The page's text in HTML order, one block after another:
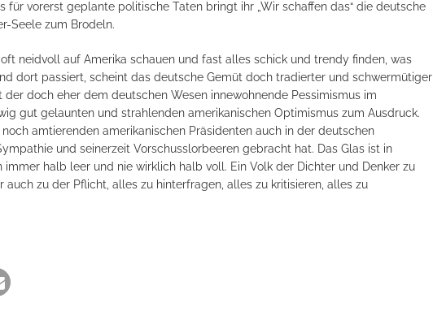
für vorerst geplante politische Taten bringt ihr „Wir schaffen das“ die deutsche
Seele zum Brodeln.
neidvoll auf Amerika schauen und fast alles schick und trendy finden, was
dort passiert, scheint das deutsche Gemüt doch tradierter und schwermütiger
der doch eher dem deutschen Wesen innewohnende Pessimismus im
gut gelaunten und strahlenden amerikanischen Optimismus zum Ausdruck.
amtierenden amerikanischen Präsidenten auch in der deutschen
und seinerzeit Vorschusslorbeeren gebracht hat. Das Glas ist in
immer halb leer und nie wirklich halb voll. Ein Volk der Dichter und Denker zu
auch zu der Pflicht, alles zu hinterfragen, alles zu kritisieren, alles zu